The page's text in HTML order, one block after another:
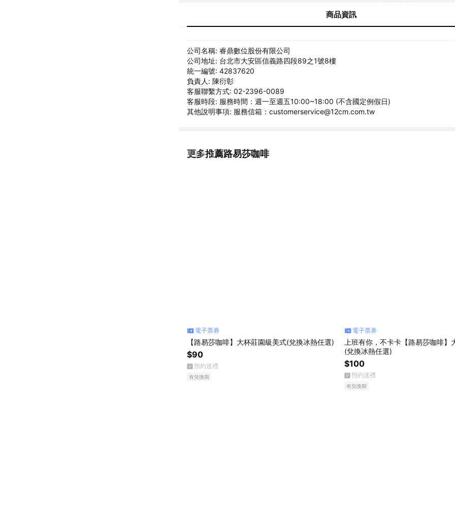
商品資訊
公司名稱: 睿鼎數位股份有限公司
公司地址: 台北市大安區信義路四段89之1號8樓
統一編號: 42837620
負責人: 陳衍彰
客服聯繫方式: 02-2396-0089
客服時段: 服務時間：週一至週五10:00~18:00 (不含國定例假日)
其他說明事項: 服務信箱：customerservice@12cm.com.tw
更多推薦路易莎咖啡
看更多
電子票券
【路易莎咖啡】大杯莊園級美式(兌換冰熱任選)
$90
預約送禮
有兌換期
電子票券
上班有你，不卡卡【路易莎咖啡】
(兌換冰熱任選)
$100
預約送禮
有兌換期